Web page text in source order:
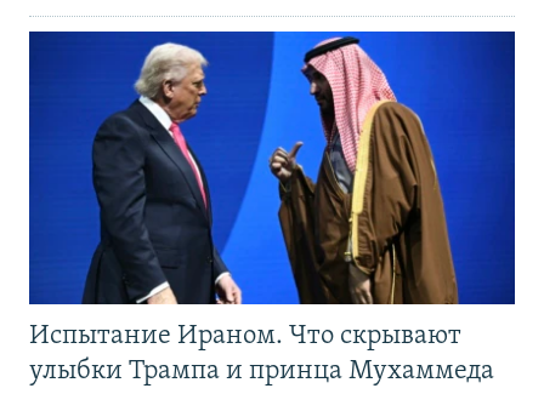
Испытание Ираном. Что скрывают
улыбки Трампа и принца Мухаммеда